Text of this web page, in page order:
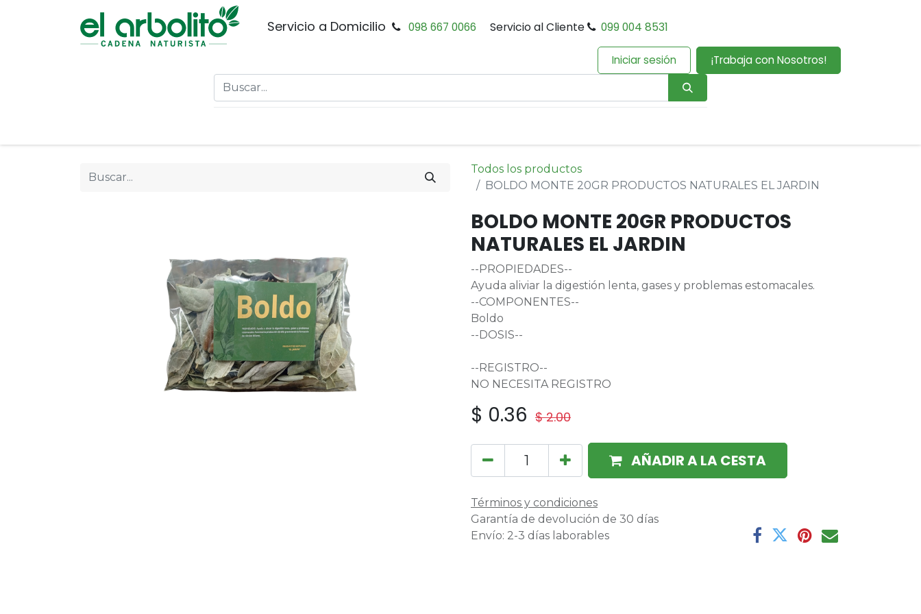
Servicio a Domicilio 098 667 0066 Servicio al Cliente 099 004 8531
Iniciar sesión ¡Trabaja con Nosotros!
Todos los productos
BOLDO MONTE 20GR PRODUCTOS NATURALES EL JARDIN
BOLDO MONTE 20GR PRODUCTOS
NATURALES EL JARDIN
--PROPIEDADES--
Ayuda aliviar la digestión lenta, gases y problemas estomacales.
--COMPONENTES--
Boldo
--DOSIS--
--REGISTRO--
NO NECESITA REGISTRO
$ 0.36 $2.00
AÑADIR A LA CESTA
Términos y condiciones
Garantía de devolución de 30 días
Envío: 2-3 días laborables